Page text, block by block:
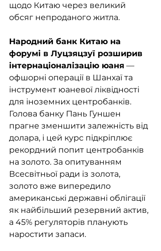
щодо Китаю через великий
обсяг непроданого житла.
Народний банк Китаю на
форумі в Луцзяцзуї розширив
інтернаціоналізацію юаня —
офшорні операції в Шанхаї та
інструмент юаневої ліквідності
для іноземних центробанків.
Голова банку Пань Гуншен
прагне зменшити залежність від
долара, і цей курс підкріплює
рекордний попит центробанків
на золото. За опитуванням
Всесвітньої ради із золота,
золото вже випередило
американські державні облігації
як найбільший резервний актив,
а 45% регуляторів планують
наростити запаси.